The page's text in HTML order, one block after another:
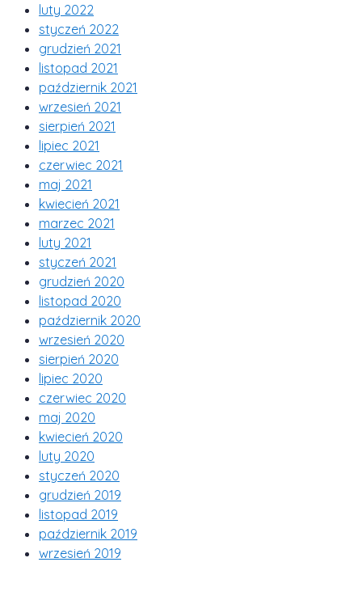
luty 2022
styczeń 2022
grudzień 2021
listopad 2021
październik 2021
wrzesień 2021
sierpień 2021
lipiec 2021
czerwiec 2021
maj 2021
kwiecień 2021
marzec 2021
luty 2021
styczeń 2021
grudzień 2020
listopad 2020
październik 2020
wrzesień 2020
sierpień 2020
lipiec 2020
czerwiec 2020
maj 2020
kwiecień 2020
luty 2020
styczeń 2020
grudzień 2019
listopad 2019
październik 2019
wrzesień 2019